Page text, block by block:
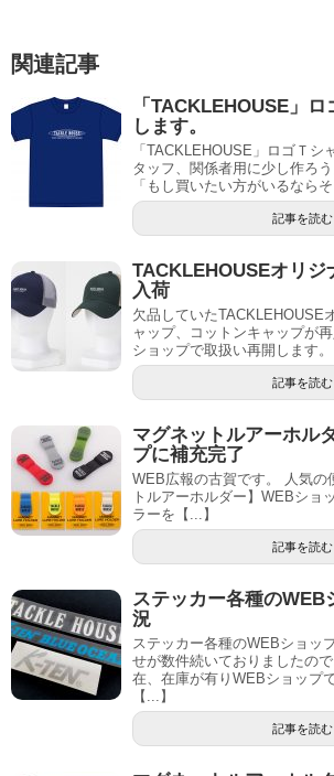
関連記事
「TACKLEHOUSE」
します。
「TACKLEHOUSE」ロゴＴシ
タッフ、関係者用に少し作ろ
「もし買いたい方がいるならそ
記事を読む
TACKLEHOUSEオリジ
入荷
欠品していたTACKLEHOUSE
ャップ、コットンキャップが
ショップで取扱い再開します。
記事を読む
マグネットルアーホル
プに補充完了
WEB広報の古賀です。 人気の
トルアーホルダー】WEBショ
ラーを【...】
記事を読む
ステッカー各種のWEB
況
ステッカー各種のWEBショッ
せが数件続いておりましたの
在、在庫が有りWEBショップ
【...】
記事を読む